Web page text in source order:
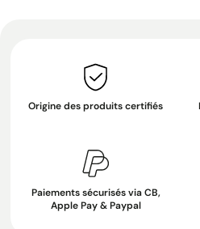
Origine des produits certifiés
Paiements sécurisés via CB,
Apple Pay & Paypal